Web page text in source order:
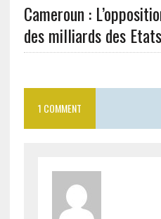
Cameroun :
des milliards des
1 COMMENT